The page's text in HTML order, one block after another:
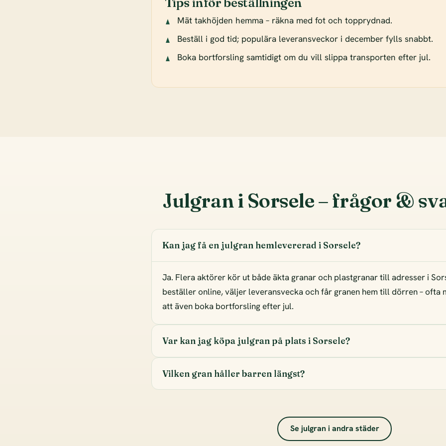
Mät takhöjden hemma – räkna med fot och topprydnad.
Beställ i god tid; populära leveransveckor i december fylls snabbt.
Boka bortforsling samtidigt om du vill slippa transporten efter jul.
Julgran i Sorsele – frågor &
Kan jag få en julgran hemlevererad i Sorsele?
Ja. Flera aktörer kör ut både äkta granar och plastgranar till adresser i
beställer online, väljer leveransvecka och får granen hem till dörren – ofta
att även boka bortforsling efter jul.
Var kan jag köpa julgran på plats i Sorsele?
Vilken gran håller barren längst?
Se julgran i andra städer